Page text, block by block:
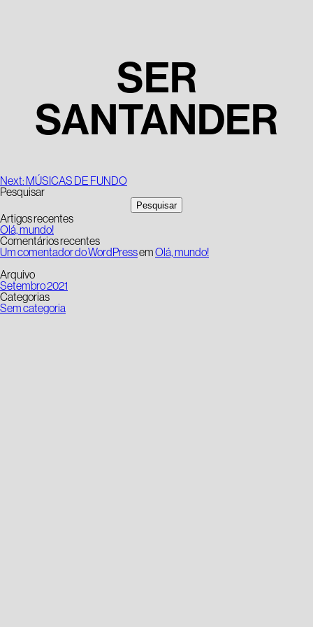
SER
SANTANDER
Navegação
de
artigos
Next: MÚSICAS DE FUNDO
Pesquisar
Pesquisar
Artigos recentes
Olá, mundo!
Comentários recentes
Um comentador do WordPressemOlá, mundo!
Arquivo
Setembro 2021
Categorias
Sem categoria